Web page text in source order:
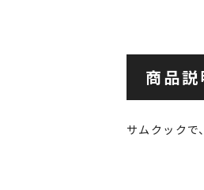
商品説
サムクックで